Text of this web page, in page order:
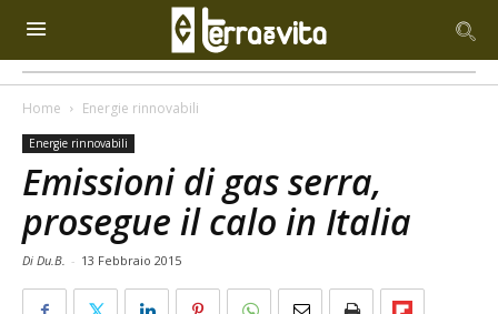
Home Energie rinnovabili
Energie rinnovabili
Emissioni di gas serra,
prosegue il calo in Italia
Di Du.B. - 13 Febbraio 2015